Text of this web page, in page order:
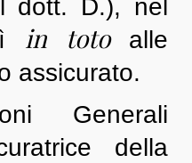
dott. D.), nel
in totoalle
assicurato.
Generali
della